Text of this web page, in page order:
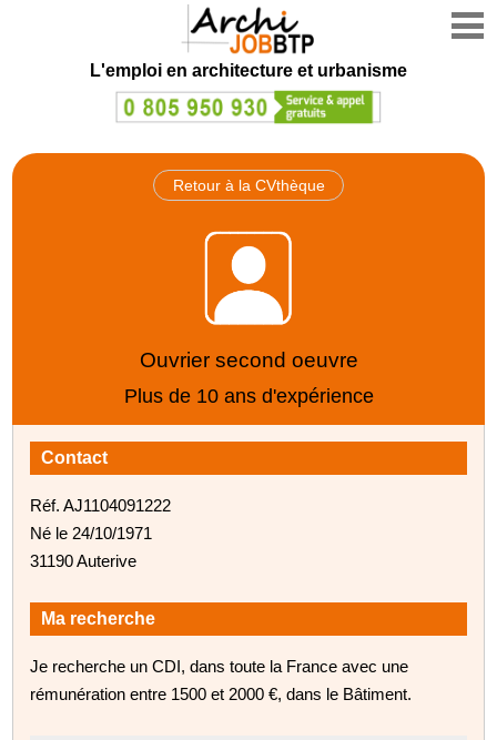
L'emploi en architecture et urbanisme
Retour à la CVthèque
Ouvrier second oeuvre
Plus de 10 ans d'expérience
Contact
Réf. AJ1104091222
Né le 24/10/1971
31190 Auterive
Ma recherche
Je recherche un CDI, dans toute la France avec une
rémunération entre 1500 et 2000 €, dans le Bâtiment.